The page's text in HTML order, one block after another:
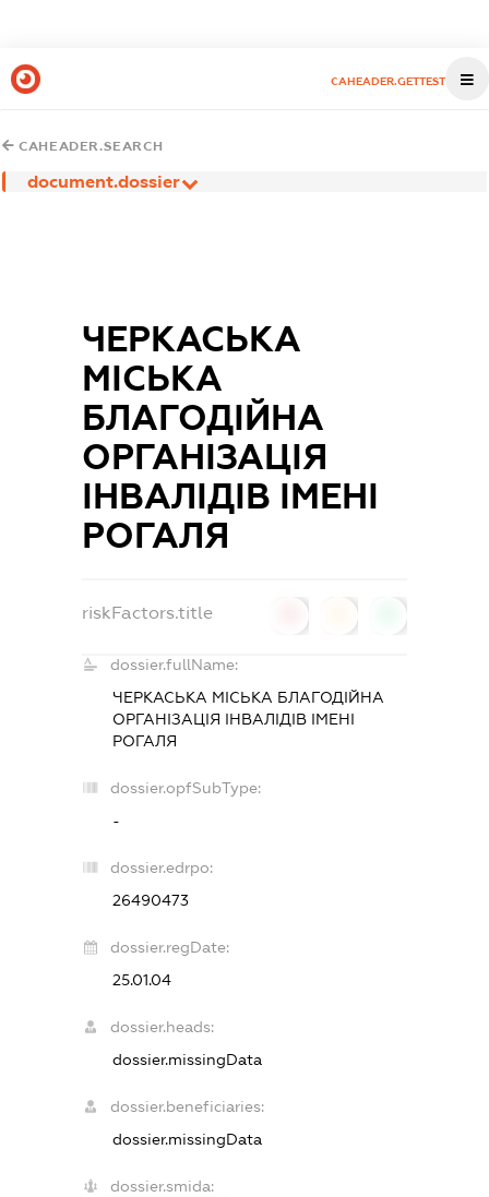
CAHEADER.GETTEST
CAHEADER.SEARCH
document.dossier
ЧЕРКАСЬКА
МІСЬКА
БЛАГОДІЙНА
ОРГАНІЗАЦІЯ
ІНВАЛІДІВ ІМЕНІ
РОГАЛЯ
riskFactors.title
dossier.fullName:
ЧЕРКАСЬКА МІСЬКА БЛАГОДІЙНА
ОРГАНІЗАЦІЯ ІНВАЛІДІВ ІМЕНІ
РОГАЛЯ
dossier.opfSubType:
-
dossier.edrpo:
26490473
dossier.regDate:
25.01.04
dossier.heads:
dossier.missingData
dossier.beneficiaries:
dossier.missingData
dossier.smida: